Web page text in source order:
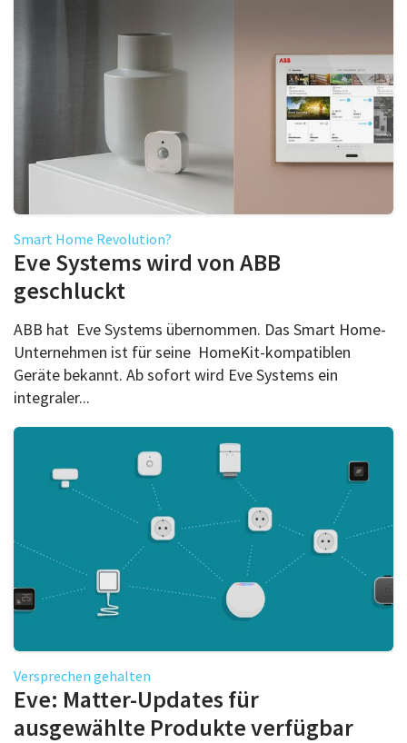
Smart Home Revolution?
Eve Systems wird von ABB
geschluckt
ABB hat Eve Systems übernommen. Das Smart Home-
Unternehmen ist für seine HomeKit-kompatiblen
Geräte bekannt. Ab sofort wird Eve Systems ein
integraler...
Versprechen gehalten
Eve: Matter-Updates für
ausgewählte Produkte verfügbar